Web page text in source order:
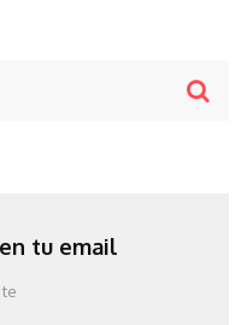
tu email